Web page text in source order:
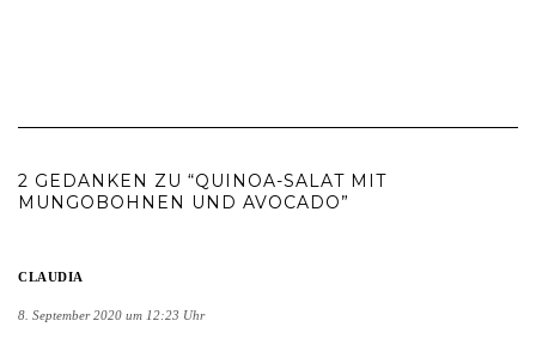
2 GEDANKEN ZU “QUINOA-SALAT MIT
MUNGOBOHNEN UND AVOCADO”
CLAUDIA
8. September 2020 um 12:23 Uhr